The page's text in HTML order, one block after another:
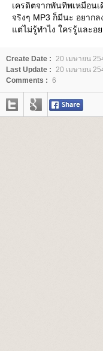
เครดิตจากพันทิพเหมือน
จริงๆ MP3 ก็มีนะ อยาก
ต่ไม่รู้ทำไง ใครรู้และอ
Create Date : 20 เมษายน
Last Update : 20 เมษายน
Comments : 6